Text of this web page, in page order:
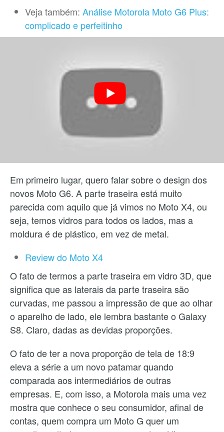
Veja também: Análise Motorola Moto G6 Plus:
complicado e perfeitinho
Em primeiro lugar, quero falar sobre o design dos
novos Moto G6. A parte traseira está muito
parecida com aquilo que já vimos no Moto X4, ou
seja, temos vidros para todos os lados, mas a
moldura é de plástico, em vez de metal.
Review do Moto X4
O fato de termos a parte traseira em vidro 3D, que
significa que as laterais da parte traseira são
curvadas, me passou a impressão de que ao olhar
o aparelho de lado, ele lembra bastante o Galaxy
S8. Claro, dadas as devidas proporções.
O fato de ter a nova proporção de tela de 18:9
eleva a série a um novo patamar quando
comparada aos intermediários de outras
empresas. E, com isso, a Motorola mais uma vez
mostra que conhece o seu consumidor, afinal de
contas, quem compra um Moto G quer um